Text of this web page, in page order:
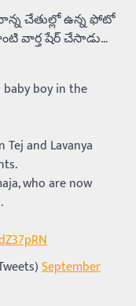
చేతుల్లో ఉన్న ఫోటో
వార్త షేర్ చేసాడు…
boy in the
and Lavanya
who are now
September